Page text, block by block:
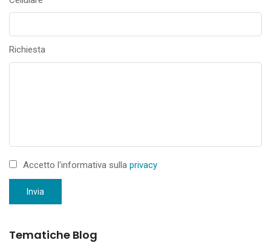
Richiesta
Accetto l'informativa sulla privacy
Invia
Tematiche Blog